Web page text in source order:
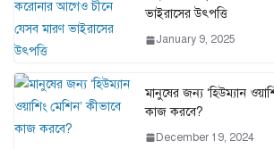
ভাইরাসের উৎপত্তি
January 9, 2025
মানুষের জন্য ‘হিউম্যান
কাজ করবে?
December 19, 2024